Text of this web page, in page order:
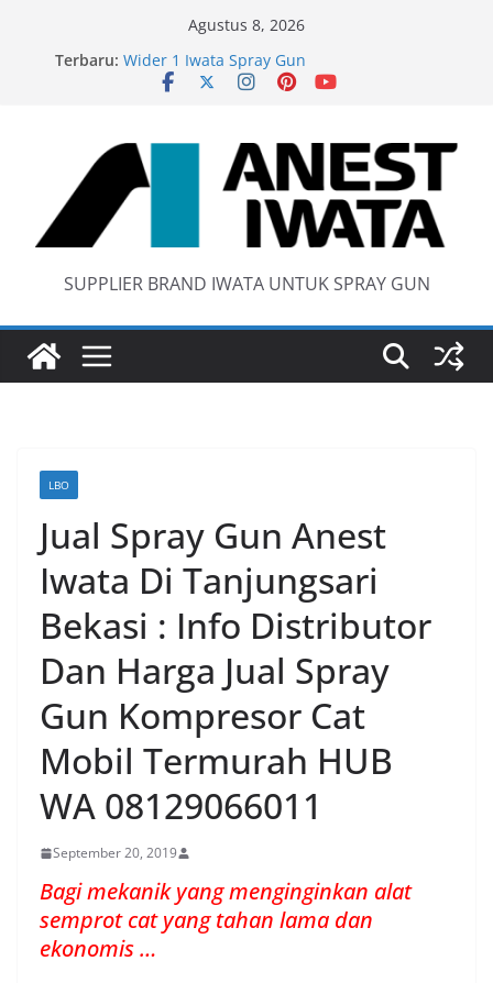
Agustus 8, 2026
Terbaru: Wider 1 Iwata Spray Gun
Anest Iwata W71 C Original
Iwata W 71 New Model ….Last generation…
SUPPLIER BRAND IWATA UNTUK SPRAY GUN
LBO
Jual Spray Gun Anest
Iwata Di Tanjungsari
Bekasi : Info Distributor
Dan Harga Jual Spray
Gun Kompresor Cat
Mobil Termurah HUB
WA 08129066011
September 20, 2019
Bagi mekanik yang menginginkan alat
semprot cat yang tahan lama dan
ekonomis …